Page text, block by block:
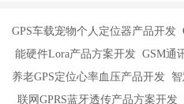
GPS车载宠物个人定位器产品开
能硬件Lora产品方案开发 GSM通
养老GPS定位心率血压产品开发
联网GPRS蓝牙透传产品方案开